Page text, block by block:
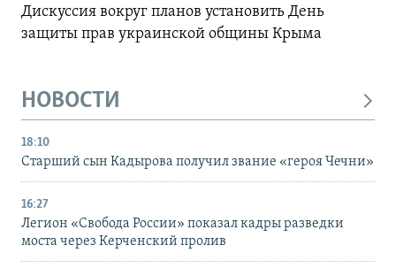
Дискуссия вокруг планов установить День
защиты прав украинской общины Крыма
НОВОСТИ
18:10
Старший сын Кадырова получил звание «героя Чечни»
16:27
Легион «Свобода России» показал кадры разведки
моста через Керченский пролив